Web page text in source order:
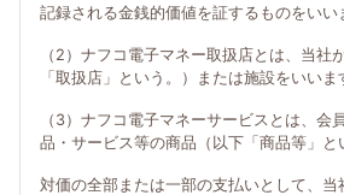
記録される金銭的価値を証するものをいい
（2）ナフコ電子マネー取扱店とは、当社
「取扱店」という。）または施設をいいま
（3）ナフコ電子マネーサービスとは、会
品・サービス等の商品（以下「商品等」と
対価の全部または一部の支払いとして、当